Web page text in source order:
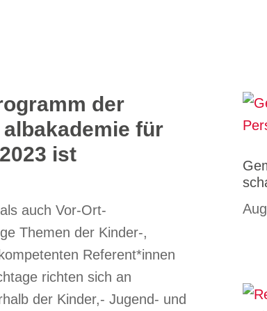
der
für
ist
auch Vor-Ort-
Themen der Kinder-,
Referent*innen
richten sich an
der Kinder,- Jugend- und